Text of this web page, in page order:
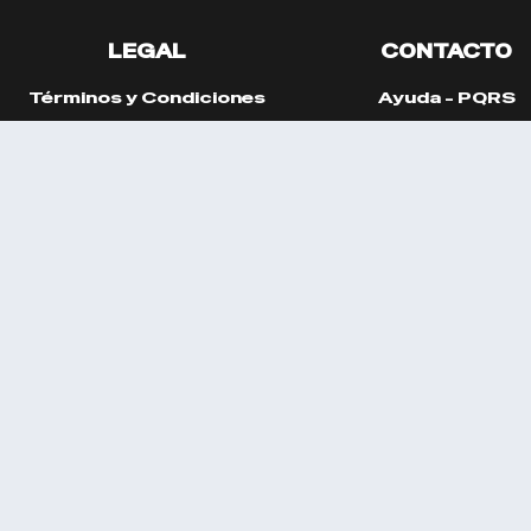
LEGAL
Términos y Condiciones
CONTACTO
Ayuda - PQRS